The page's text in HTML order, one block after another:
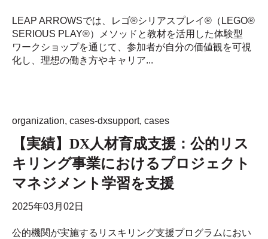
LEAP ARROWSでは、レゴ®シリアスプレイ®（LEGO®
SERIOUS PLAY®）メソッドと教材を活用した体験型
ワークショップを通じて、参加者が自分の価値観を可視
化し、理想の働き方やキャリア...
organization, cases-dxsupport, cases
【実績】DX人材育成支援：公的リス
キリング事業におけるプロジェクト
マネジメント学習を支援
2025年03月02日
公的機関が実施するリスキリング支援プログラムにおい